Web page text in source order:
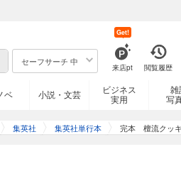
セーフサーチ 中
来店pt
Get!
閲覧履歴
ベ 小説・文芸
ビジネス
実用
雑
写
集英社 集英社単行本 完本 檀流クッ